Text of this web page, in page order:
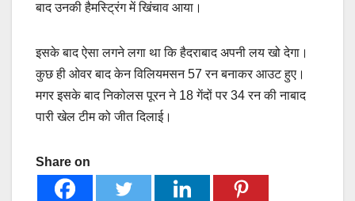
बाद उनकी हैमस्ट्रिंग में खिंचाव आया।
इसके बाद ऐसा लगने लगा था कि हैदराबाद अपनी लय खो देगा।
कुछ ही ओवर बाद केन विलियमसन 57 रन बनाकर आउट हुए।
मगर इसके बाद निकोलस पूरन ने 18 गेंदों पर 34 रन की नाबाद
पारी खेल टीम को जीत दिलाई।
Share on